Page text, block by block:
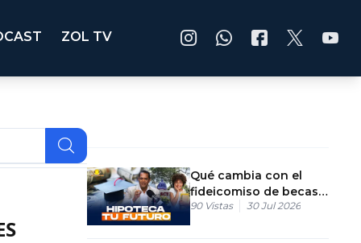
ZOL TV
Qué cambia con el
fideicomiso de becas
en República
90 Vistas 30 Jul 2026